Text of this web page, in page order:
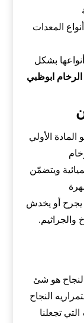
المعدات
بشكل
ابوظبي
الأولي
ويتضمّن
يجرح أو يخدش
والجراثيم.
هو شئ
النجاح
تجعلنا